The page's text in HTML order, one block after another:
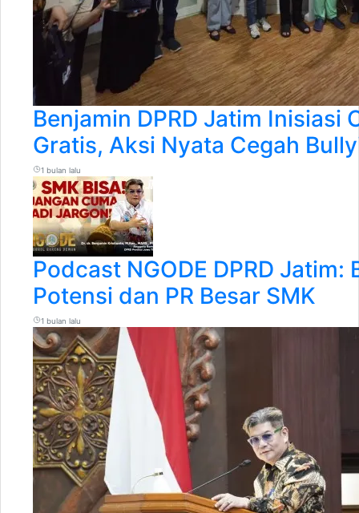
Benjamin DPRD Jatim Inisiasi
Gratis, Aksi Nyata Cegah
1 bulan lalu
Podcast NGODE DPRD Jatim:
Potensi dan PR Besar SMK
1 bulan lalu